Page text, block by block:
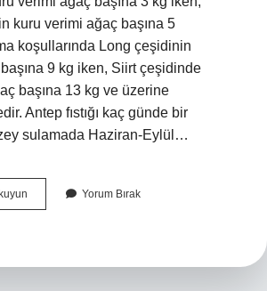
kuru verimi ağaç başına 5
koşullarında Long çeşidinin
9 kg iken, Siirt çeşidinde
başına 13 kg ve üzerine
Antep fıstığı kaç günde bir
sulamada Haziran-Eylül…
Fıstığı
Yorum Bırak